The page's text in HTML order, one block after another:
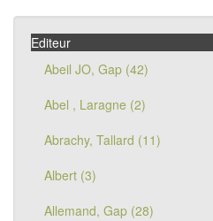
Editeur
Abeil JO, Gap (42)
Abel , Laragne (2)
Abrachy, Tallard (11)
Albert (3)
Allemand, Gap (28)